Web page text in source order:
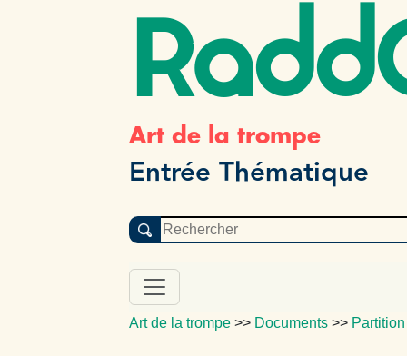
Art de la trompe
Entrée Thématique
Art de la trompe >> Documents >> Partition